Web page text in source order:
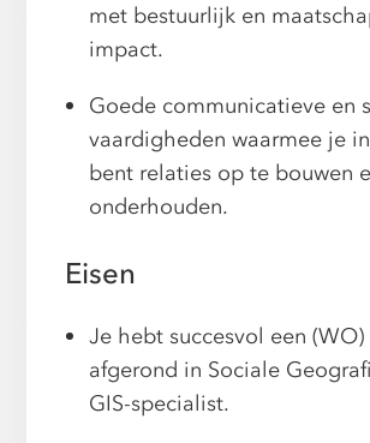
met bestuurlijk en
impact.
Goede communicatieve en
vaardigheden waarmee je
bent relaties op te bouwen
onderhouden.
Eisen
Je hebt succesvol een
afgerond in Sociale
GIS-specialist.